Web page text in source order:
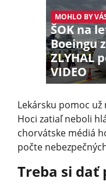
MOHLO BY
ŠOK na
Boeingu
ZLYHAL
VIDEO
Lekársku pomoc
Hoci zatiaľ neboli
chorvátske médiá
počte
Treba si dať